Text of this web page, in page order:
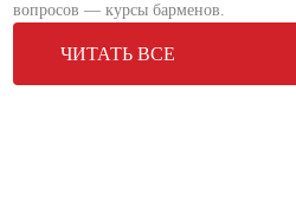
вопросов — курсы барменов.
ЧИТАТЬ ВСЕ